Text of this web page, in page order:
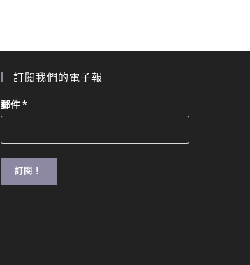
訂閱我們的電子報
郵件*